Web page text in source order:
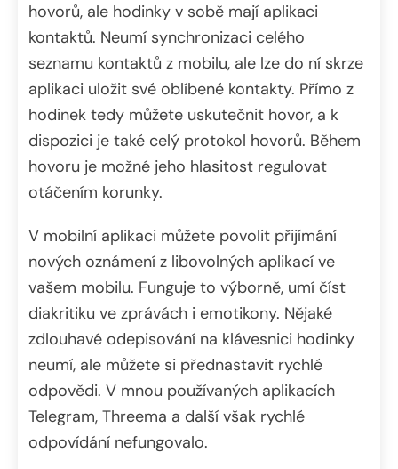
hovorů, ale hodinky v sobě mají aplikaci
kontaktů. Neumí synchronizaci celého
seznamu kontaktů z mobilu, ale lze do ní skrze
aplikaci uložit své oblíbené kontakty. Přímo z
hodinek tedy můžete uskutečnit hovor, a k
dispozici je také celý protokol hovorů. Během
hovoru je možné jeho hlasitost regulovat
otáčením korunky.
V mobilní aplikaci můžete povolit přijímání
nových oznámení z libovolných aplikací ve
vašem mobilu. Funguje to výborně, umí číst
diakritiku ve zprávách i emotikony. Nějaké
zdlouhavé odepisování na klávesnici hodinky
neumí, ale můžete si přednastavit rychlé
odpovědi. V mnou používaných aplikacích
Telegram, Threema a další však rychlé
odpovídání nefungovalo.